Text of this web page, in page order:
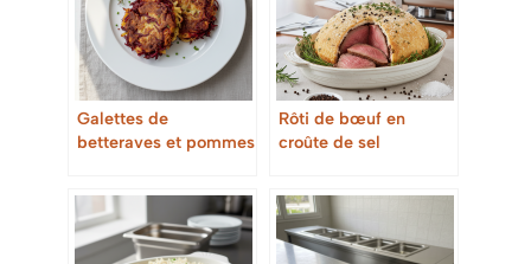
Galettes de
betteraves et pommes
Rôti de bœuf en
croûte de sel